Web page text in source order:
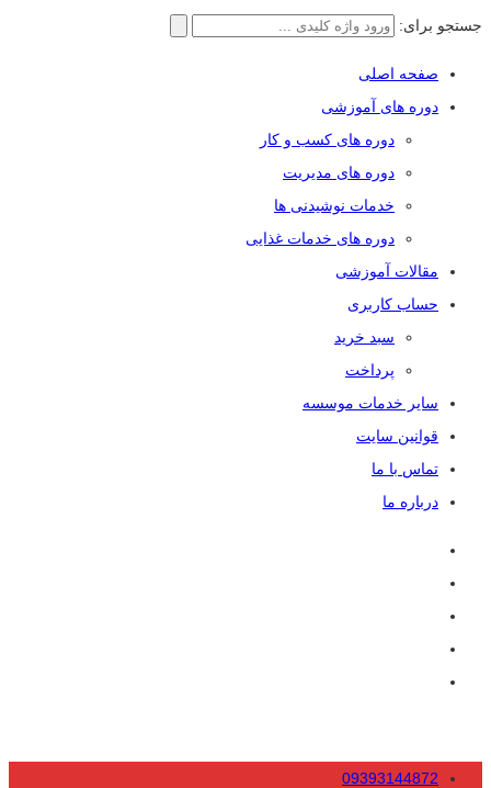
جستجو برای:
صفحه اصلی
دوره های آموزشی
دوره های کسب و کار
دوره های مدیریت
خدمات نوشیدنی ها
دوره های خدمات غذایی
مقالات آموزشی
حساب کاربری
سبد خرید
پرداخت
سایر خدمات موسسه
قوانین سایت
تماس با ما
درباره ما
09393144872